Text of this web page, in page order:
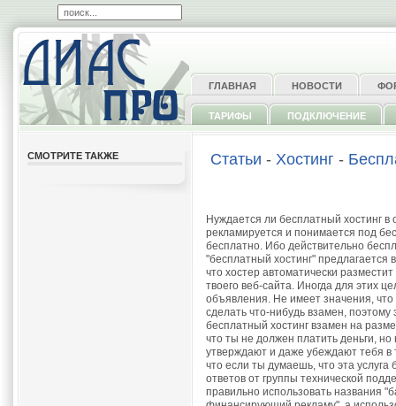
ГЛАВНАЯ НОВОСТИ
ТАРИФЫ ПОДКЛЮЧЕНИЕ
СМОТРИТЕ ТАКЖЕ Статьи - Хостинг -
Нуждается ли бесплатный хостинг
рекламируется и понимается под
бесплатно. Ибо действительно
"бесплатный хостинг"
что хостер автоматически
твоего веб-сайта. Иногда для этих
объявления. Не имеет значения,
сделать что-нибудь взамен,
бесплатный хостинг взамен на
что ты не должен платить деньги,
утверждают и даже убеждают тебя в
что если ты думаешь, что эта
ответов от группы технической
правильно использовать названия